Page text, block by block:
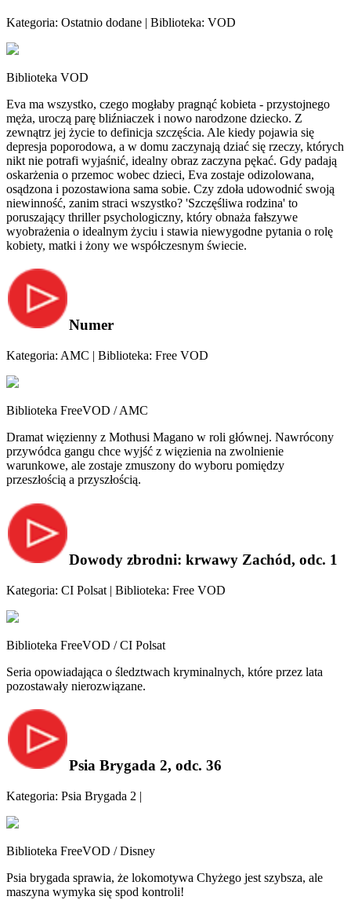
Kategoria: Ostatnio dodane | Biblioteka: VOD
Biblioteka VOD
Eva ma wszystko, czego mogłaby pragnąć kobieta - przystojnego
męża, uroczą parę bliźniaczek i nowo narodzone dziecko. Z
zewnątrz jej życie to definicja szczęścia. Ale kiedy pojawia się
depresja poporodowa, a w domu zaczynają dziać się rzeczy, których
nikt nie potrafi wyjaśnić, idealny obraz zaczyna pękać. Gdy padają
oskarżenia o przemoc wobec dzieci, Eva zostaje odizolowana,
osądzona i pozostawiona sama sobie. Czy zdoła udowodnić swoją
niewinność, zanim straci wszystko? 'Szczęśliwa rodzina' to
poruszający thriller psychologiczny, który obnaża fałszywe
wyobrażenia o idealnym życiu i stawia niewygodne pytania o rolę
kobiety, matki i żony we współczesnym świecie.
Numer
Kategoria: AMC | Biblioteka: Free VOD
Biblioteka FreeVOD / AMC
Dramat więzienny z Mothusi Magano w roli głównej. Nawrócony
przywódca gangu chce wyjść z więzienia na zwolnienie
warunkowe, ale zostaje zmuszony do wyboru pomiędzy
przeszłością a przyszłością.
Dowody zbrodni: krwawy Zachód, odc. 1
Kategoria: CI Polsat | Biblioteka: Free VOD
Biblioteka FreeVOD / CI Polsat
Seria opowiadająca o śledztwach kryminalnych, które przez lata
pozostawały nierozwiązane.
Psia Brygada 2, odc. 36
Kategoria: Psia Brygada 2 |
Biblioteka FreeVOD / Disney
Psia brygada sprawia, że lokomotywa Chyżego jest szybsza, ale
maszyna wymyka się spod kontroli!